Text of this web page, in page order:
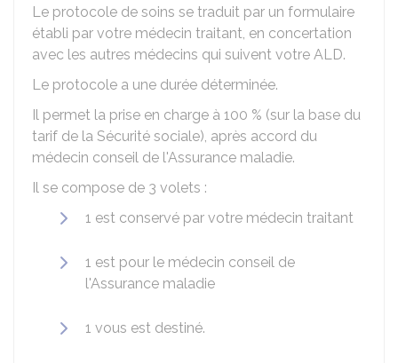
Le protocole de soins se traduit par un formulaire
établi par votre médecin traitant, en concertation
avec les autres médecins qui suivent votre ALD.
Le protocole a une durée déterminée.
Il permet la prise en charge à 100 % (sur la base du
tarif de la Sécurité sociale), après accord du
médecin conseil de l'Assurance maladie.
Il se compose de 3 volets :
1 est conservé par votre médecin traitant
1 est pour le médecin conseil de
l'Assurance maladie
1 vous est destiné.